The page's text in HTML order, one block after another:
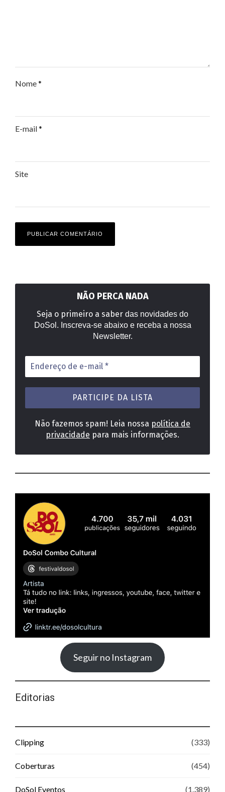
Nome*
E-mail*
Site
NÃO PERCA NADA
Seja o primeiro a saber das novidades do
DoSol. Inscreva-se abaixo e receba a nossa
Newsletter.
Endereço
de
e-
mail
Não fazemos spam! Leia nossa política de
privacidade para mais informações.
Seguir no Instagram
Editorias
Clipping (333)
Coberturas (454)
DoSol Eventos (1.389)